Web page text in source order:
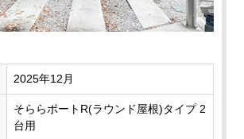
2025年12月
そららポートR(ラウンド屋根)タイプ 2
台用